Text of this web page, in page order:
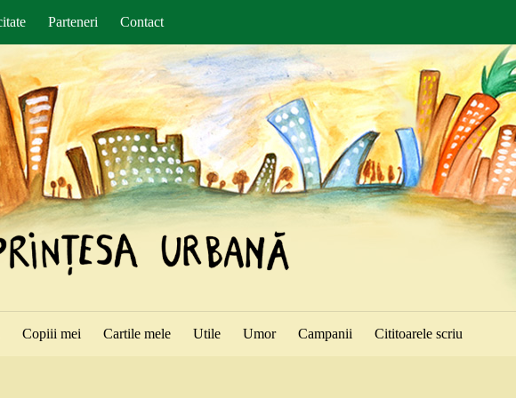
Parteneri Contact
Copiii mei Cartile mele Utile Umor Campanii Cititoarele scriu